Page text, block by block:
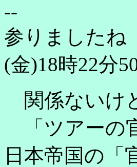
--
参りました
(金)18時22分
関係ないけ
「ツアーの
日本帝国の「